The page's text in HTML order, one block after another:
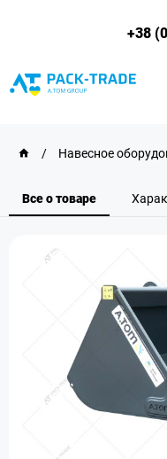
+38
/ Навесное
Все о товаре